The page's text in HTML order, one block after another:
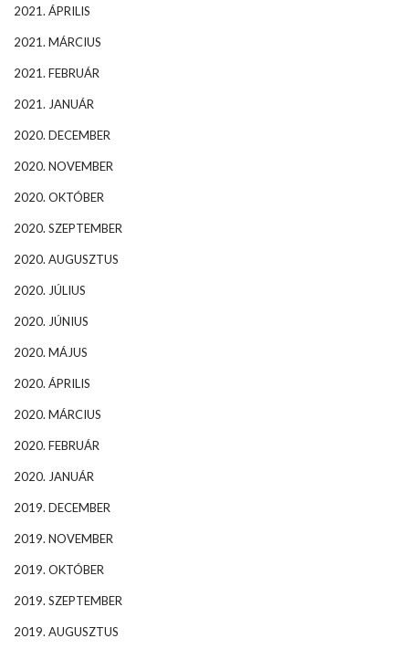
2021. ÁPRILIS
2021. MÁRCIUS
2021. FEBRUÁR
2021. JANUÁR
2020. DECEMBER
2020. NOVEMBER
2020. OKTÓBER
2020. SZEPTEMBER
2020. AUGUSZTUS
2020. JÚLIUS
2020. JÚNIUS
2020. MÁJUS
2020. ÁPRILIS
2020. MÁRCIUS
2020. FEBRUÁR
2020. JANUÁR
2019. DECEMBER
2019. NOVEMBER
2019. OKTÓBER
2019. SZEPTEMBER
2019. AUGUSZTUS